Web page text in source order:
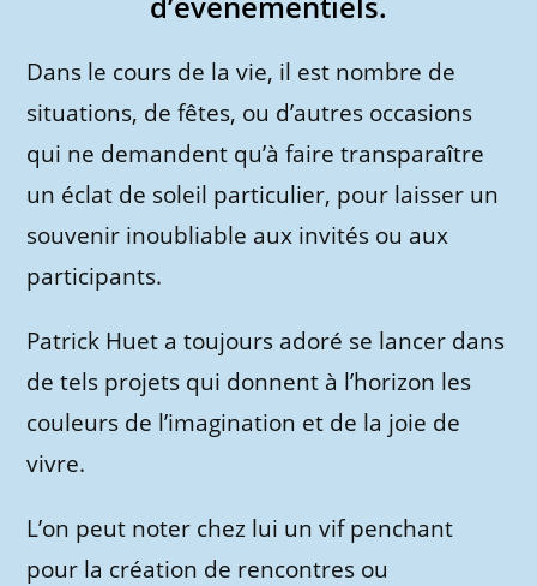
Dans le cours de la vie, il est nombre de
situations, de fêtes, ou d’autres occasions
qui ne demandent qu’à faire transparaître
un éclat de soleil particulier, pour laisser un
souvenir inoubliable aux invités ou aux
participants.
Patrick Huet a toujours adoré se lancer dans
de tels projets qui donnent à l’horizon les
couleurs de l’imagination et de la joie de
vivre.
L’on peut noter chez lui un vif penchant
pour la création de rencontres ou